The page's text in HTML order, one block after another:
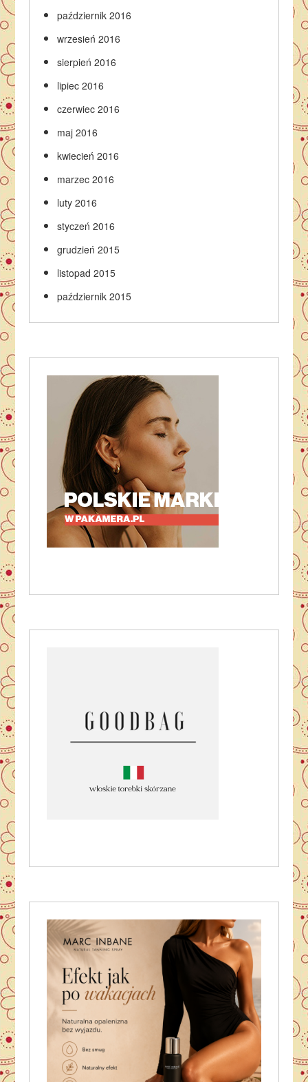
październik 2016
wrzesień 2016
sierpień 2016
lipiec 2016
czerwiec 2016
maj 2016
kwiecień 2016
marzec 2016
luty 2016
styczeń 2016
grudzień 2015
listopad 2015
październik 2015